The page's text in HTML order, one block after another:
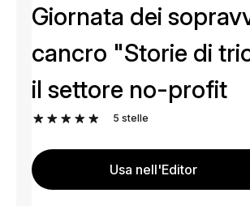
Giornata dei
cancro "Storie di
il settore no-profit
5 stelle
Usa nell'Editor